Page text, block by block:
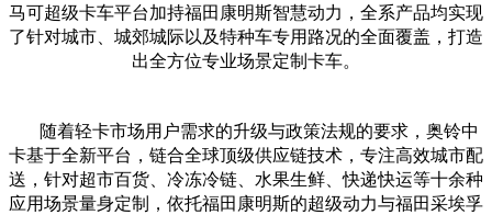
马可超级卡车平台加持福田康明斯智慧动力，全系产品均实现
了针对城市、城郊城际以及特种车专用路况的全面覆盖，打造
出全方位专业场景定制卡车。
随着轻卡市场用户需求的升级与政策法规的要求，奥铃中
卡基于全新平台，链合全球顶级供应链技术，专注高效城市配
送，针对超市百货、冷冻冷链、水果生鲜、快递快运等十余种
应用场景量身定制，依托福田康明斯的超级动力与福田采埃孚